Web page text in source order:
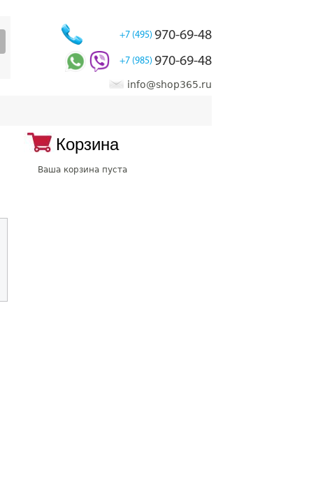
+7 (495) 970-69-48
+7 (985) 970-69-48
info@shop365.ru
Корзина
Ваша корзина пуста